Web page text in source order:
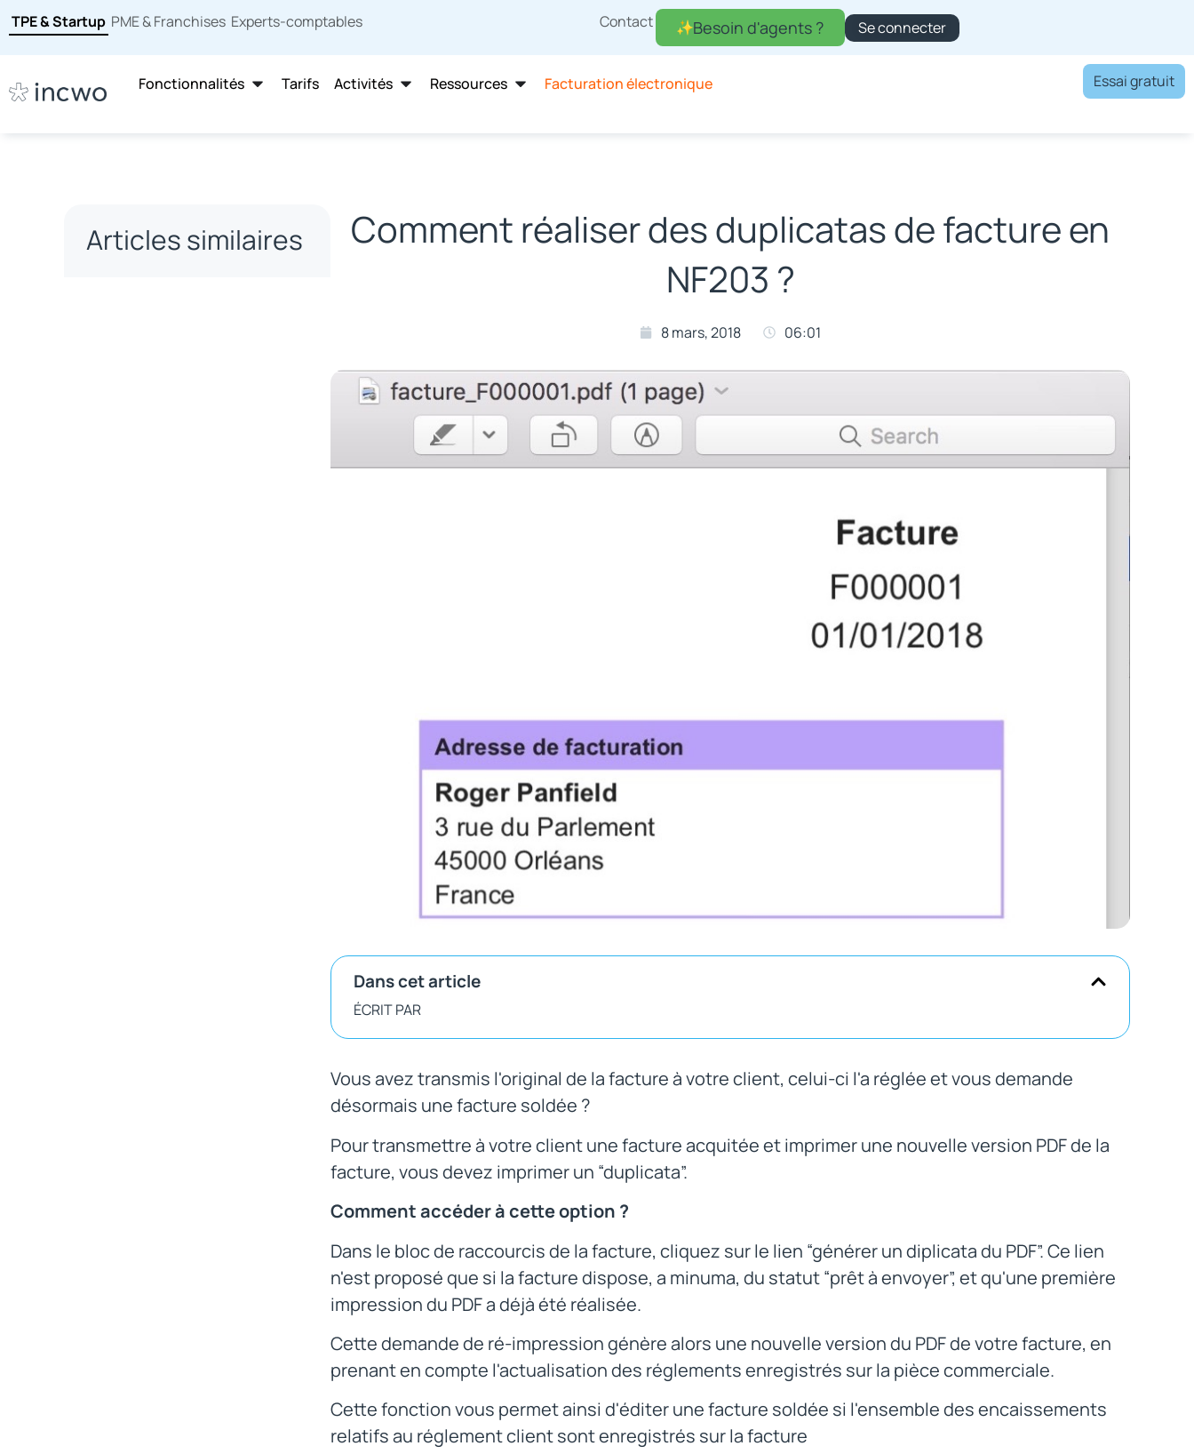
TPE & Startup PME & Franchises Experts-comptables Contact Se connecter
Besoin d'agents ?
Fonctionnalités Tarifs Activités Ressources Facturation électronique Essai gratuit
Articles similaires
Comment réaliser des duplicatas de facture en
NF203 ?
8 mars, 2018 06:01
Dans cet article
ÉCRIT PAR
Vous avez transmis l'original de la facture à votre client, celui-ci l'a réglée et vous demande
désormais une facture soldée ?
Pour transmettre à votre client une facture acquitée et imprimer une nouvelle version PDF de la
facture, vous devez imprimer un “duplicata”.
Comment accéder à cette option ?
Dans le bloc de raccourcis de la facture, cliquez sur le lien “générer un diplicata du PDF”. Ce lien
n'est proposé que si la facture dispose, a minuma, du statut “prêt à envoyer”, et qu'une première
impression du PDF a déjà été réalisée.
Cette demande de ré-impression génère alors une nouvelle version du PDF de votre facture, en
prenant en compte l'actualisation des réglements enregistrés sur la pièce commerciale.
Cette fonction vous permet ainsi d'éditer une facture soldée si l'ensemble des encaissements
relatifs au réglement client sont enregistrés sur la facture